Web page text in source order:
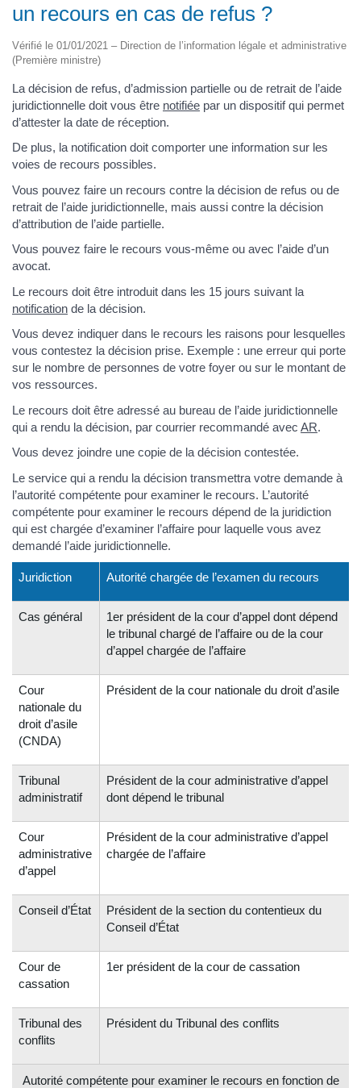
un recours en cas de refus ?
Vérifié le 01/01/2021 – Direction de l’information légale et administrative
(Première ministre)
La décision de refus, d’admission partielle ou de retrait de l’aide
juridictionnelle doit vous être notifiée par un dispositif qui permet
d’attester la date de réception.
De plus, la notification doit comporter une information sur les
voies de recours possibles.
Vous pouvez faire un recours contre la décision de refus ou de
retrait de l’aide juridictionnelle, mais aussi contre la décision
d’attribution de l’aide partielle.
Vous pouvez faire le recours vous-même ou avec l’aide d’un
avocat.
Le recours doit être introduit dans les 15 jours suivant la
notification de la décision.
Vous devez indiquer dans le recours les raisons pour lesquelles
vous contestez la décision prise. Exemple : une erreur qui porte
sur le nombre de personnes de votre foyer ou sur le montant de
vos ressources.
Le recours doit être adressé au bureau de l’aide juridictionnelle
qui a rendu la décision, par courrier recommandé avec AR.
Vous devez joindre une copie de la décision contestée.
Le service qui a rendu la décision transmettra votre demande à
l’autorité compétente pour examiner le recours. L’autorité
compétente pour examiner le recours dépend de la juridiction
qui est chargée d’examiner l’affaire pour laquelle vous avez
demandé l’aide juridictionnelle.
Autorité compétente pour examiner le recours en fonction de
Juridiction Autorité chargée de l’examen du recours
Cas général
1er président de la cour d’appel dont dépend
le tribunal chargé de l’affaire ou de la cour
d’appel chargée de l’affaire
Cour
nationale du
droit d’asile
(CNDA)
Président de la cour nationale du droit d’asile
Tribunal
administratif
Président de la cour administrative d’appel
dont dépend le tribunal
Cour
administrative
d’appel
Président de la cour administrative d’appel
chargée de l’affaire
Conseil d’État
Président de la section du contentieux du
Conseil d’État
Cour de
cassation
1er président de la cour de cassation
Tribunal des
conflits
Président du Tribunal des conflits